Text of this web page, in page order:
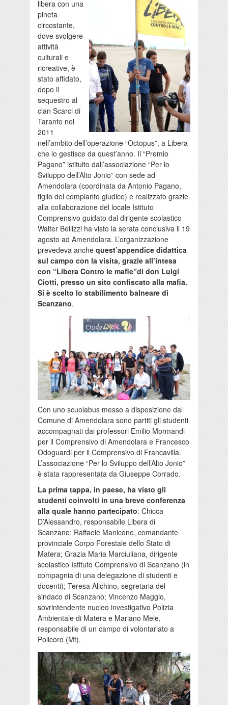
libera con una
pineta
circostante,
dove svolgere
attività
culturali e
ricreative, è
stato affidato,
dopo il
sequestro al
clan Scarci di
Taranto nel
2011
nell’ambito dell’operazione “Octopus”, a Libera
che lo gestisce da quest’anno. Il “Premio
Pagano” istituito dall’associazione “Per lo
Sviluppo dell’Alto Jonio” con sede ad
Amendolara (coordinata da Antonio Pagano,
figlio del compianto giudice) e realizzato grazie
alla collaborazione del locale Istituto
Comprensivo guidato dal dirigente scolastico
Walter Bellizzi ha visto la serata conclusiva il 19
agosto ad Amendolara. L’organizzazione
prevedeva anche quest’appendice didattica
sul campo con la visita, grazie all’intesa
con “Libera Contro le mafie”di don Luigi
Ciotti, presso un sito confiscato alla mafia.
Si è scelto lo stabilimento balneare di
Scanzano.
Con uno scuolabus messo a disposizione dal
Comune di Amendolara sono partiti gli studenti
accompagnati dai professori Emilio Mormandi
per il Comprensivo di Amendolara e Francesco
Odoguardi per il Comprensivo di Francavilla.
L’associazione “Per lo Sviluppo dell’Alto Jonio”
è stata rappresentata da Giuseppe Corrado.
La prima tappa, in paese, ha visto gli
studenti coinvolti in una breve conferenza
alla quale hanno partecipato: Chicca
D’Alessandro, responsabile Libera di
Scanzano; Raffaele Manicone, comandante
provinciale Corpo Forestale dello Stato di
Matera; Grazia Maria Marciuliana, dirigente
scolastico Istituto Comprensivo di Scanzano (in
compagnia di una delegazione di studenti e
docenti); Teresa Alichino, segretaria del
sindaco di Scanzano; Vincenzo Maggio,
sovrintendente nucleo investigativo Polizia
Ambientale di Matera e Mariano Mele,
responsabile di un campo di volontariato a
Policoro (Mt).